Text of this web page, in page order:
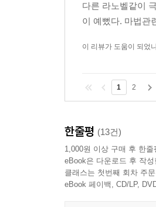
다른 라노벨같이
이 예뻤다. 마법관
이 리뷰가 도움이 되었
1 2
한줄평 (13건)
1,000원 이상 구매 후 한줄
eBook은 다운로드 후 작
클래스는 첫번째 회차 주
eBook 페이백, CD/LP,